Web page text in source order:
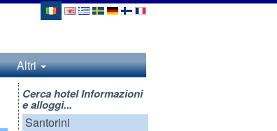
Altri
Cerca hotel Informazioni
e alloggi...
Santorini